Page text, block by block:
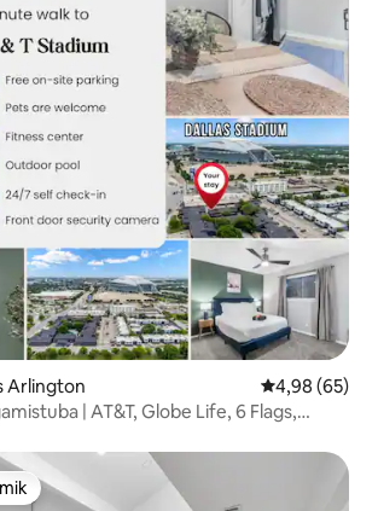
Arlington Keskmine
4,98 (65)
| AT&T, Globe Life, 6 Flags,